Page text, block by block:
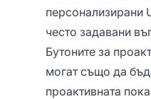
персонализирани
често задавани
Бутоните за
могат също да
проактивната